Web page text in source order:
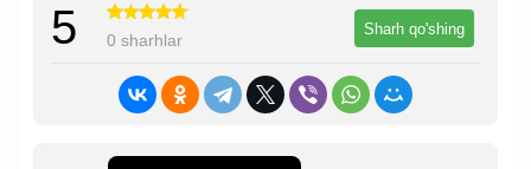
5 0 sharhlar
Sharh qo'shing